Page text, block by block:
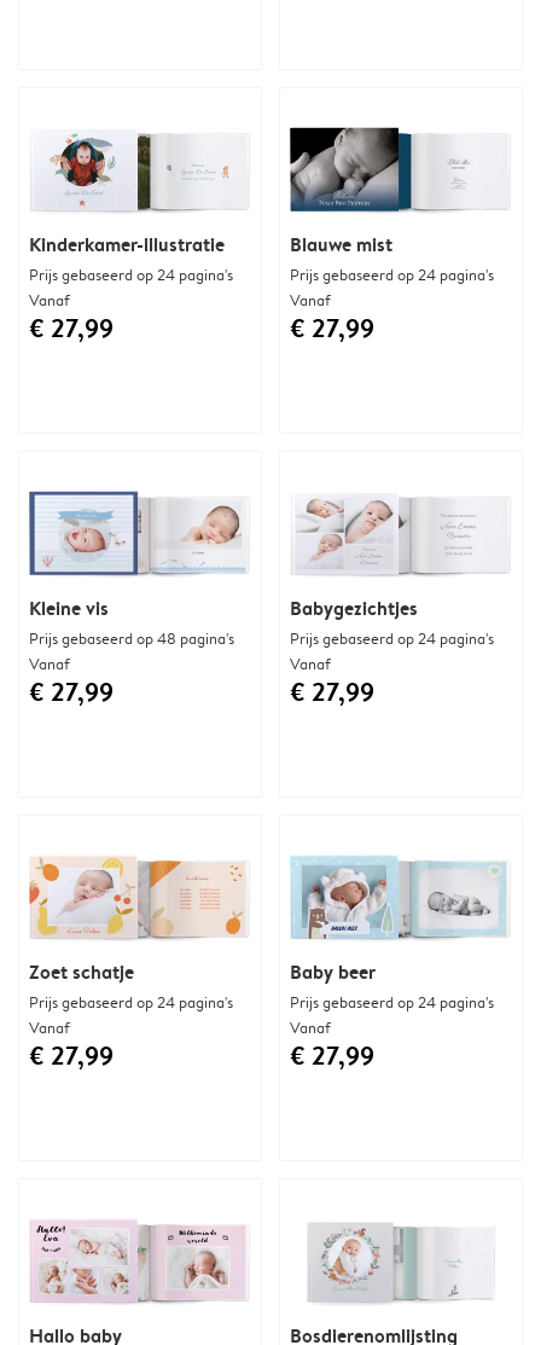
Babygezichtjes
Prijs gebaseerd op 24 pagina's
Vanaf
€ 27,99
Kinderkamer-illustratie
Prijs gebaseerd op 24 pagina's
Vanaf
€ 27,99
Bosdierenomlijsting
Blauwe mist
Prijs gebaseerd op 24 pagina's
Vanaf
€ 27,99
Zoet schatje
Prijs gebaseerd op 24 pagina's
Vanaf
€ 27,99
Baby beer
Prijs gebaseerd op 24 pagina's
Vanaf
€ 27,99
Hallo baby
Kleine vis
Prijs gebaseerd op 48 pagina's
Vanaf
€ 27,99